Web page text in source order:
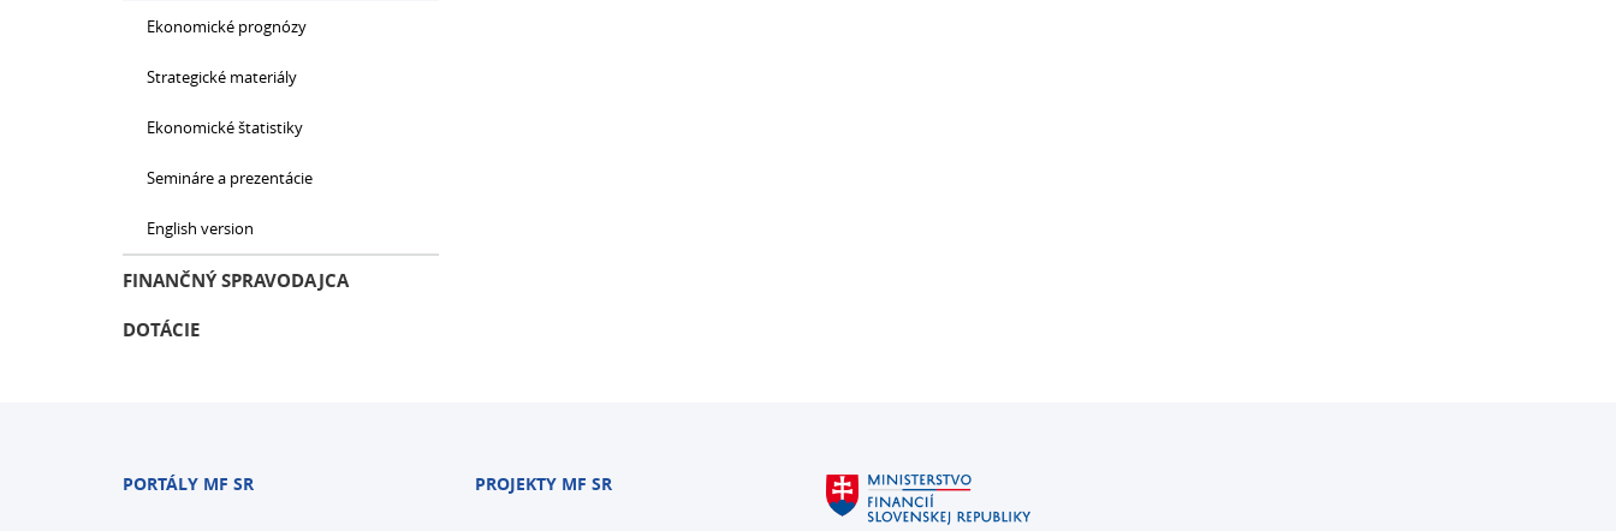
Ekonomické prognózy
Strategické materiály
Ekonomické štatistiky
Semináre a prezentácie
English version
FINANČNÝ SPRAVODAJCA
DOTÁCIE
PORTÁLY MF SR PROJEKTY MF SR